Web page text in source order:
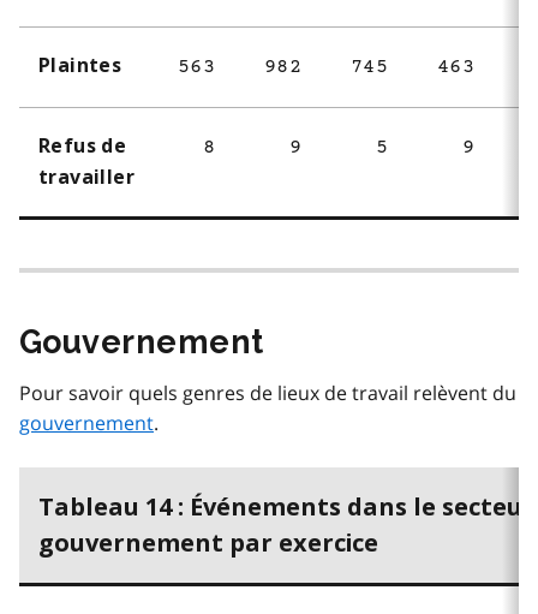
Plaintes 563 982 745 463
Refus de
travailler
8 9 5 9
Gouvernement
Pour savoir quels genres de lieux de travail relèvent du
gouvernement.
Tableau 14 : Événements dans le
gouvernement par exercice